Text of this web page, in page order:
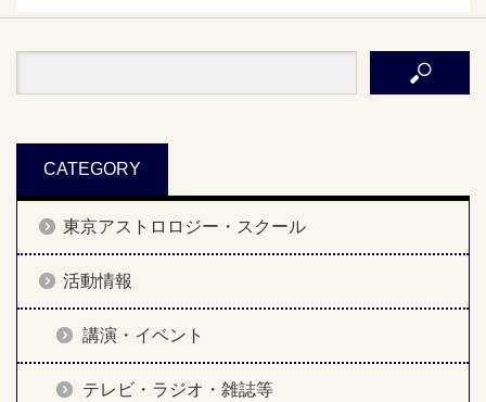
CATEGORY
東京アストロロジー・スクール
活動情報
講演・イベント
テレビ・ラジオ・雑誌等